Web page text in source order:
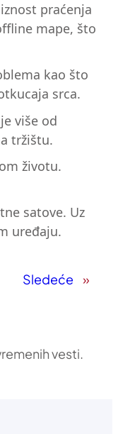
praćenja
mape, što
kao što
srca.
više od
tržištu.
životu.
satove. Uz
uređaju.
Sledeće »
vesti.